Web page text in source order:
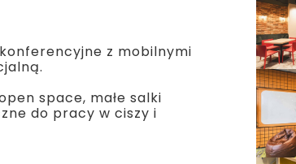
z mobilnymi
space, małe salki
do pracy w ciszy i